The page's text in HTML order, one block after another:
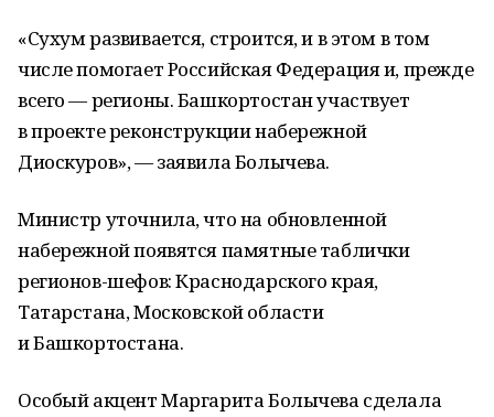
«Сухум развивается, строится, и в этом в том
числе помогает Российская Федерация и, прежде
всего — регионы. Башкортостан участвует
в проекте реконструкции набережной
Диоскуров», — заявила Болычева.
Министр уточнила, что на обновленной
набережной появятся памятные таблички
регионов-шефов: Краснодарского края,
Татарстана, Московской области
и Башкортостана.
Особый акцент Маргарита Болычева сделала